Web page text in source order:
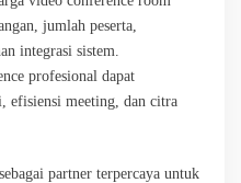
jumlah peserta,
integrasi sistem.
profesional dapat
efisiensi meeting, dan citra
partner terpercaya untuk